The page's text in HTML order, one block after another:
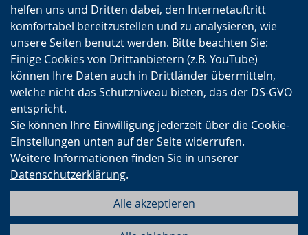
helfen uns und Dritten dabei, den Internetauftritt
komfortabel bereitzustellen und zu analysieren, wie
unsere Seiten benutzt werden. Bitte beachten Sie:
Einige Cookies von Drittanbietern (z.B. YouTube)
können Ihre Daten auch in Drittländer übermitteln,
welche nicht das Schutzniveau bieten, das der DS-GVO
entspricht.
Sie können Ihre Einwilligung jederzeit über die Cookie-
Einstellungen unten auf der Seite widerrufen.
Weitere Informationen finden Sie in unserer
Datenschutzerklärung.
Alle akzeptieren